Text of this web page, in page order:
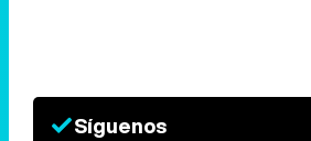
Síguenos